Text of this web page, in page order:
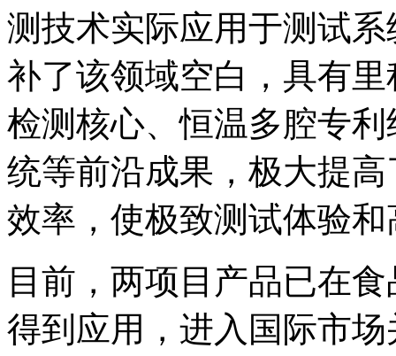
测技术实际应用于测试
补了该领域空白，具有
检测核心、恒温多腔专
统等前沿成果，极大提
效率，使极致测试体验
目前，两项目产品已在
得到应用，进入国际市